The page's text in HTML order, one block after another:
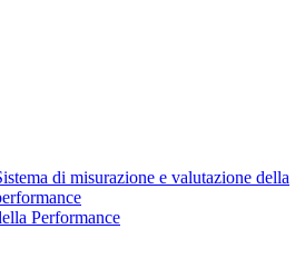
di misurazione e valutazione della
Performance